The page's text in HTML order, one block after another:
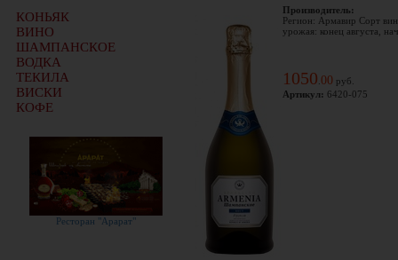
КОНЬЯК
ВИНО
ШАМПАНСКОЕ
ВОДКА
ТЕКИЛА
ВИСКИ
КОФЕ
Ресторан "Арарат"
Производитель:
Регион: Армавир Сорт
урожая: конец августа,
1050 00 руб.
Артикул: 6420-075